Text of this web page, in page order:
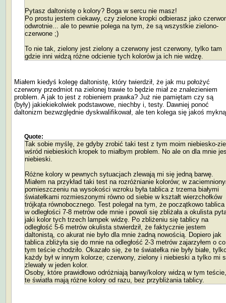
Pytasz daltonistę o kolory? Boga w sercu nie masz!
Po prostu jestem ciekawy, czy zielone kropki odbierasz jako
odwrotnie... ale to pewnie polega na tym, że są wszystkie zielono-
czerwone ;)
To nie tak, zielony jest zielony a czerwony jest czerwony, tylko tam
gdzie inni widzą różne odcienie tych kolorów ja ich nie widzę.
Miałem kiedyś kolegę daltonistę, który twierdził, że jak mu położyć
czerwony przedmiot na zielonej trawie to będzie miał ze znalezieniem
problem. A jak to jest z robieniem prawka? Już nie pamiętam czy są
(były) jakiekiekolwiek podstawowe, niechby i, testy. Dawniej ponoć
daltonizm bezwzględnie dyskwalifikował, ale ten kolega się jakoś
Quote:
Tak sobie myślę, że gdyby zrobić taki test z tym moim niebiesko-
wśród niebieskich kropek to miałbym problem. No ale on dla mnie
niebieski.
Różne kolory w pewnych sytuacjach zlewają mi się jedną barwę.
Miałem na przykład taki test na rozróżnianie kolorów; w
pomieszczeniu na wysokości wzroku była tablica z trzema białymi
światełkami rozmieszonymi równo od siebie w kształt wierzchołków
trójkąta równobocznego. Test polegał na tym, że początkowo tablica
w odległości 7-8 metrów ode mnie i powoli się zbliżała a okulista
jaki kolor tych trzech lampek widzę. Po zbliżeniu się tablicy na
odległość 5-6 metrów okulista stwierdził, że faktycznie jestem
daltonistą, co akurat nie było dla mnie żadną nowością. Dopiero jak
tablica zbliżyła się do mnie na odległość 2-3 metrów zajarzyłem o
tym teście chodziło. Okazało się, że te światełka nie były białe,
każdy był w innym kolorze; czerwony, zielony i niebieski a tylko mi
zlewały w jeden kolor.
Osoby, które prawidłowo odróżniają barwy/kolory widzą w tym
te światła mają różne kolory od razu, bez przybliżania tablicy.